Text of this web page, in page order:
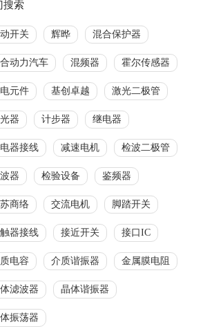
搜索
开关 辉晔 混合保护器
动力汽车 混频器 霍尔传感器
元件 基创卓越 激光二极管
器 计步器 继电器
器接线 减速电机 检波二极管
器 检验设备 鉴频器
商络 交流电机 脚踏开关
器接线 接近开关 接口IC
电容 介质谐振器 金属膜电阻
滤波器 晶体谐振器
振荡器